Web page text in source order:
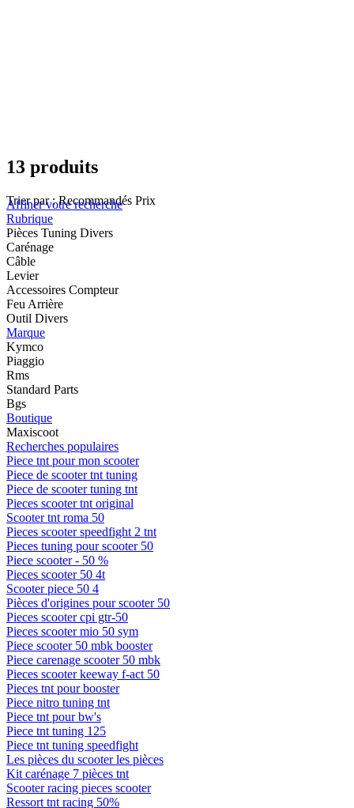
13 produits
Trier par : Recommandés Prix
Affiner votre recherche
Rubrique
Pièces Tuning Divers
Carénage
Câble
Levier
Accessoires Compteur
Feu Arrière
Outil Divers
Marque
Kymco
Piaggio
Rms
Standard Parts
Bgs
Boutique
Maxiscoot
Recherches populaires
Piece tnt pour mon scooter
Piece de scooter tnt tuning
Piece de scooter tuning tnt
Pieces scooter tnt original
Scooter tnt roma 50
Pieces scooter speedfight 2 tnt
Pieces tuning pour scooter 50
Piece scooter - 50 %
Pieces scooter 50 4t
Scooter piece 50 4
Pièces d'origines pour scooter 50
Pieces scooter cpi gtr-50
Pieces scooter mio 50 sym
Piece scooter 50 mbk booster
Piece carenage scooter 50 mbk
Pieces scooter keeway f-act 50
Pieces tnt pour booster
Piece nitro tuning tnt
Piece tnt pour bw's
Piece tnt tuning 125
Piece tnt tuning speedfight
Les pièces du scooter les pièces
Kit carénage 7 pièces tnt
Scooter racing pieces scooter
Ressort tnt racing 50%